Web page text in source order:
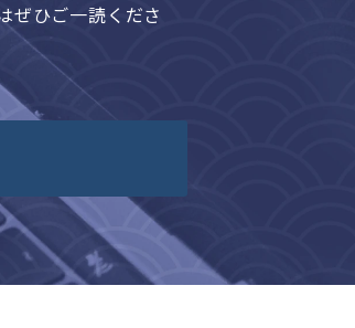
ぜひご一読くださ